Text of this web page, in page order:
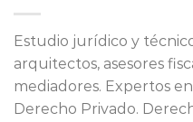
Estudio jurídico y
arquitectos, asesores
mediadores. Expertos
Derecho Privado.